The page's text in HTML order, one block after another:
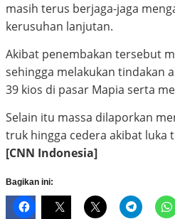
masih terus berjaga-jaga
kerusuhan lanjutan.
Akibat penembakan tersebut
sehingga melakukan tindakan
39 kios di pasar Mapia serta
Selain itu massa dilaporkan
truk hingga cedera akibat luka
[CNN Indonesia]
Bagikan ini: